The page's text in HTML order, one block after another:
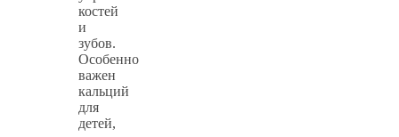
костей
и
зубов.
Особенно
важен
кальций
для
детей,